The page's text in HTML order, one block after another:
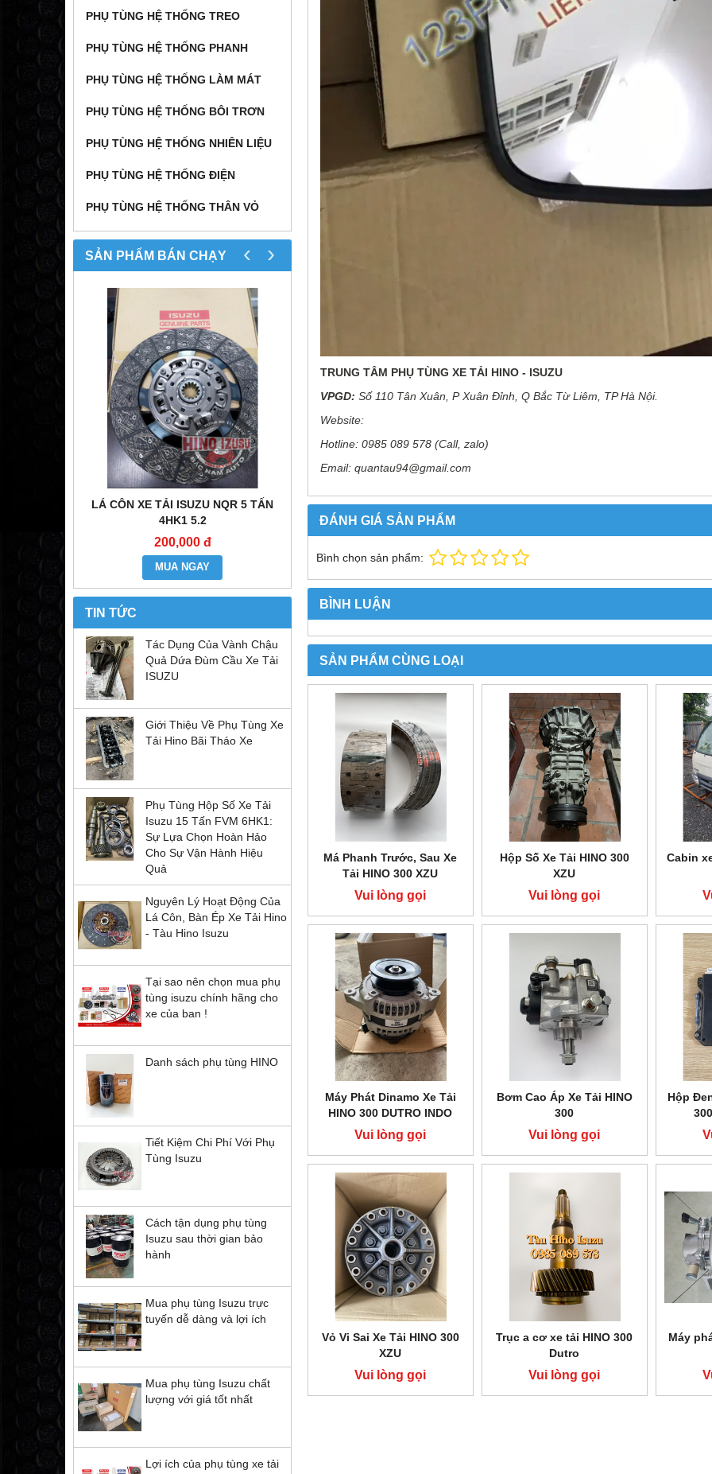
PHỤ TÙNG HỆ THỐNG TREO
PHỤ TÙNG HỆ THỐNG PHANH
PHỤ TÙNG HỆ THỐNG LÀM MÁT
PHỤ TÙNG HỆ THỐNG BÔI TRƠN
PHỤ TÙNG HỆ THỐNG NHIÊN LIỆU
PHỤ TÙNG HỆ THỐNG ĐIỆN
PHỤ TÙNG HỆ THỐNG THÂN VỎ
SẢN PHẨM BÁN CHẠY
LÁ CÔN XE TẢI ISUZU NQR 5 TẤN
4HK1 5.2
200,000 đ
MUA NGAY
MÔ TƠ COMPA LÊN XUỐNG KÍNH XE
TẢI HINO 500
MUA NGAY
CẦN GẠT MƯA XE TẢI HINO 500 8
‹ ›
TIN TỨC
Tác Dụng Của Vành Chậu
Quả Dứa Đùm Cầu Xe Tải
ISUZU
Giới Thiệu Về Phụ Tùng Xe
Tải Hino Bãi Tháo Xe
Phụ Tùng Hộp Số Xe Tải
Isuzu 15 Tấn FVM 6HK1:
Sự Lựa Chọn Hoàn Hảo
Cho Sự Vận Hành Hiệu
Quả
Nguyên Lý Hoạt Động Của
Lá Côn, Bàn Ép Xe Tải Hino
- Tàu Hino Isuzu
Tại sao nên chọn mua phụ
tùng isuzu chính hãng cho
xe của ban !
Danh sách phụ tùng HINO
Tiết Kiệm Chi Phí Với Phụ
Tùng Isuzu
Cách tận dụng phụ tùng
Isuzu sau thời gian bảo
hành
Mua phụ tùng Isuzu trực
tuyến dễ dàng và lợi ích
Mua phụ tùng Isuzu chất
lượng với giá tốt nhất
Lợi ích của phụ tùng xe tải
TRUNG TÂM PHỤ TÙNG XE TẢI HINO - ISUZU
VPGD: Số 110 Tân Xuân, P Xuân Đỉnh, Q Bắc Từ Liêm, TP Hà Nội.
Website:
Hotline: 0985 089 578 (Call, zalo)
Email: quantau94@gmail.com
ĐÁNH GIÁ SẢN PHẨM
Bình chọn sản phẩm:
BÌNH LUẬN
SẢN PHẨM CÙNG LOẠI
Má Phanh Trước, Sau Xe
Tải HINO 300 XZU
Vui lòng gọi
Hộp Số Xe Tải HINO 300
XZU
Vui lòng gọi
Cabin
Máy Phát Dinamo Xe Tải
HINO 300 DUTRO INDO
Vui lòng gọi
Bơm Cao Áp Xe Tải HINO
300
Vui lòng gọi
Hộp
Vỏ Vi Sai Xe Tải HINO 300
XZU
Vui lòng gọi
Trục a cơ xe tải HINO 300
Dutro
Vui lòng gọi
Máy